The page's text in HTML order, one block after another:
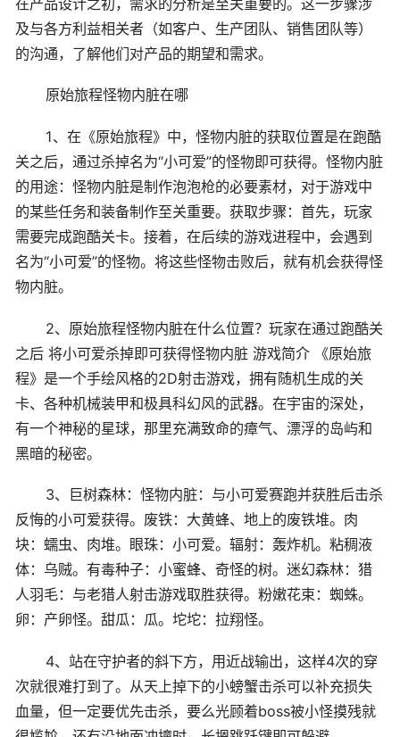
及与各方利益相关者（如客户、生产团队、销售团队等）
的沟通，了解他们对产品的期望和需求。
原始旅程怪物内脏在哪
1、在《原始旅程》中，怪物内脏的获取位置是在跑酷
关之后，通过杀掉名为“小可爱”的怪物即可获得。怪物内脏
的用途：怪物内脏是制作泡泡枪的必要素材，对于游戏中
的某些任务和装备制作至关重要。获取步骤：首先，玩家
需要完成跑酷关卡。接着，在后续的游戏进程中，会遇到
名为“小可爱”的怪物。将这些怪物击败后，就有机会获得怪
物内脏。
2、原始旅程怪物内脏在什么位置？玩家在通过跑酷关
之后 将小可爱杀掉即可获得怪物内脏 游戏简介 《原始旅
程》是一个手绘风格的2D射击游戏，拥有随机生成的关
卡、各种机械装甲和极具科幻风的武器。在宇宙的深处，
有一个神秘的星球，那里充满致命的瘴气、漂浮的岛屿和
黑暗的秘密。
3、巨树森林：怪物内脏：与小可爱赛跑并获胜后击杀
反悔的小可爱获得。废铁：大黄蜂、地上的废铁堆。肉
块：蠕虫、肉堆。眼珠：小可爱。辐射：轰炸机。粘稠液
体：乌贼。有毒种子：小蜜蜂、奇怪的树。迷幻森林：猎
人羽毛：与老猎人射击游戏取胜获得。粉嫩花束：蜘蛛。
卵：产卵怪。甜瓜：瓜。坨坨：拉翔怪。
4、站在守护者的斜下方，用近战输出，这样4次的穿
次就很难打到了。从天上掉下的小螃蟹击杀可以补充损失
血量，但一定要优先击杀，要么光顾着boss被小怪摸残就